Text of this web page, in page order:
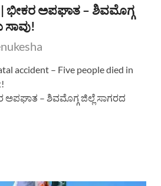
| ಭೀಕರ ಅಪಘಾತ – ಶಿವಮೊಗ್ಗ
ಸಾವು!
accident – ​​Five people died in
ಅಪಘಾತ – ಶಿವಮೊಗ್ಗ ಜಿಲ್ಲೆ ಸಾಗರದ